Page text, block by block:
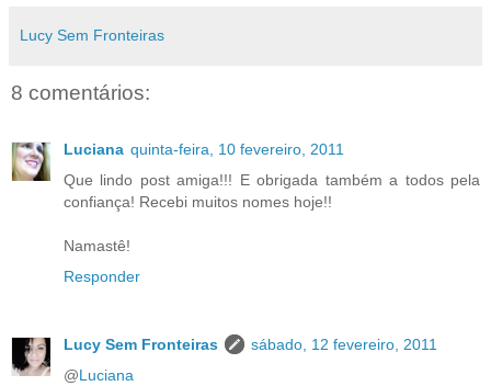
Lucy Sem Fronteiras
8 comentários:
Luciana quinta-feira, 10 fevereiro, 2011
Que lindo post amiga!!! E obrigada também a todos pela
confiança! Recebi muitos nomes hoje!!
Namastê!
Responder
Lucy Sem Fronteiras
sábado, 12 fevereiro, 2011
@Luciana